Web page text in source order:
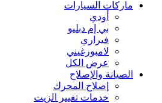
ماركات السيارات
أودي
بي إم دبليو
فيراري
لامبورغيني
عرض الكل
الصيانة والإصلاح
إصلاح المحرك
خدمات تغيير الزيت